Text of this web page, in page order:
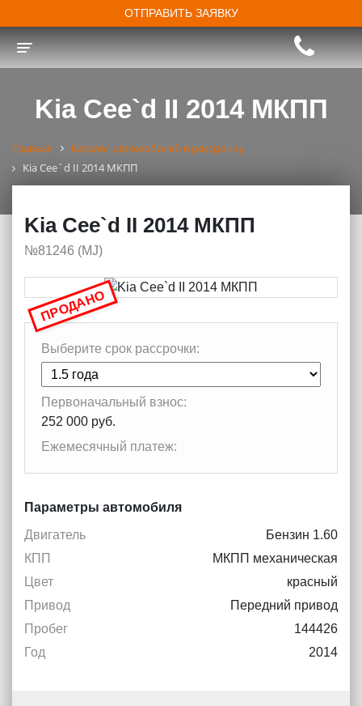
ОТПРАВИТЬ ЗАЯВКУ
Kia Cee`d II 2014 МКПП
Главная
Каталог автомобилей в рассрочку
Kia Cee`d II 2014 МКПП
Kia Cee`d II 2014 МКПП
№81246 (МJ)
Выберите срок рассрочки:
Первоначальный взнос:
252 000 руб.
Ежемесячный платеж:
Параметры автомобиля
Двигатель
Бензин 1.60
КПП
МКПП механическая
Цвет
красный
Привод
Передний привод
Пробег
144426
Год
2014
ПРОДАНО